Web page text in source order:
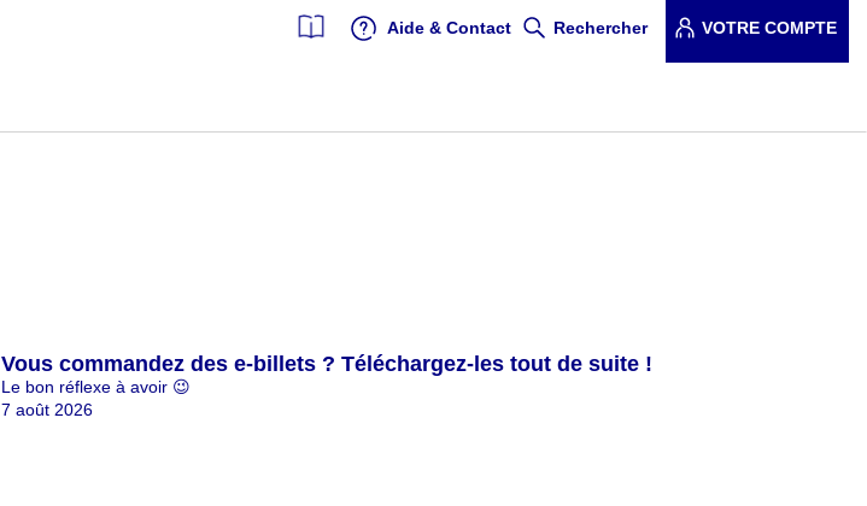
Aide & Contact Rechercher VOTRE COMPTE
Vous commandez des e-billets ? Téléchargez-les tout de suite !
Le bon réflexe à avoir 😉
7 août 2026